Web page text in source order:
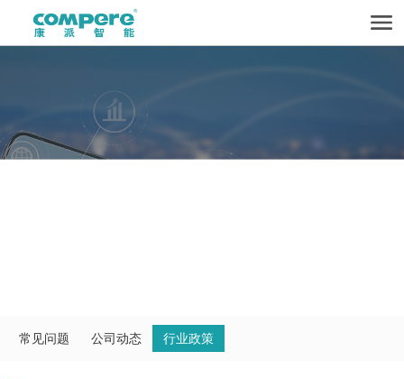
常见问题 公司动态 行业政策